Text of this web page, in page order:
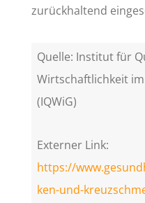
zurückhaltend
Quelle: Institut für
Wirtschaftlichkeit
(IQWiG)
Externer Link:
https://
ken-und-